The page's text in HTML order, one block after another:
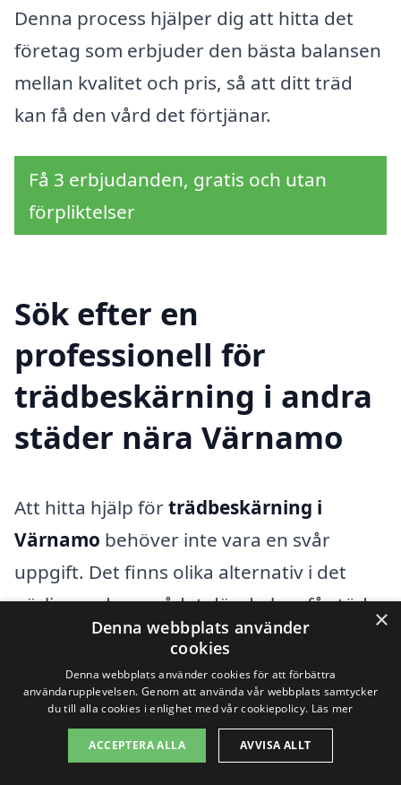
Denna process hjälper dig att hitta det
företag som erbjuder den bästa balansen
mellan kvalitet och pris, så att ditt träd
kan få den vård det förtjänar.
Få 3 erbjudanden, gratis och utan
förpliktelser
Sök efter en
professionell för
trädbeskärning i andra
städer nära Värnamo
Att hitta hjälp förträdbeskärning i
Värnamo behöver inte vara en svår
uppgift. Det finns olika alternativ i det
närliggande området där du kan få stöd
och expertis för att vårda dina träd på
bästa sätt. Professionella
trädbeskärningstjänster kan förbättra
hälsan och skönheten av dina träd,
samtidigt som de säkerställer att de inte
×
Denna webbplats använder
cookies
Denna webbplats använder cookies för att förbättra
användarupplevelsen. Genom att använda vår webbplats samtycker
du till alla cookies i enlighet med vår cookiepolicy. Läs mer
ACCEPTERA ALLA AVVISA ALLT